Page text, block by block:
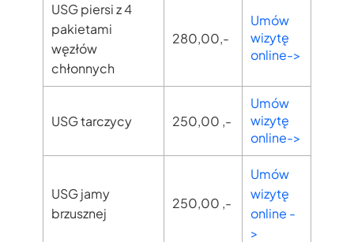
USG piersi z 4
pakietami
węzłów
chłonnych
280,00,-
Umów
wizytę
online->
USG tarczycy 250,00 ,-
Umów
wizytę
online->
USG jamy
brzusznej
250,00 ,-
Umów
wizytę
online -
>